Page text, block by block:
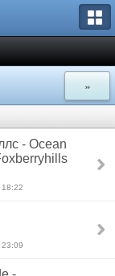
»
- Ocean